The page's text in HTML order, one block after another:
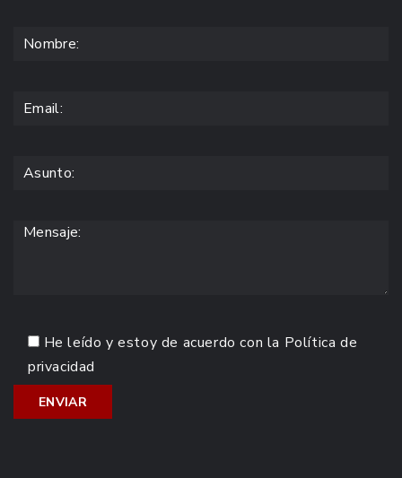
He leído y estoy de acuerdo con la Política de
privacidad